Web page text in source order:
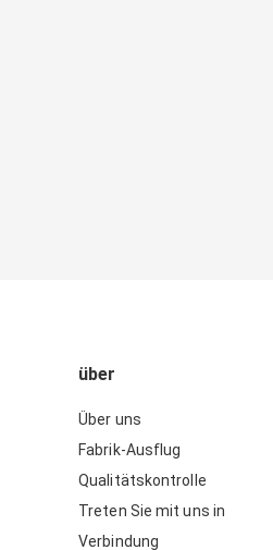
über
Über uns
Fabrik-Ausflug
Qualitätskontrolle
Treten Sie mit uns in
Verbindung